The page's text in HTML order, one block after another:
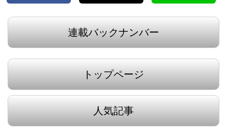
連載バックナンバー
トップページ
人気記事